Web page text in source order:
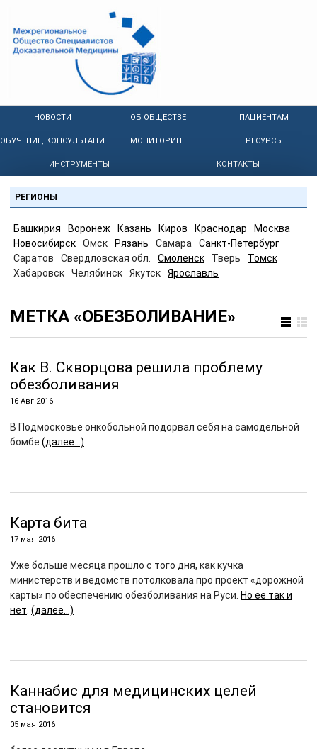
НОВОСТИ ОБ ОБЩЕСТВЕ ПАЦИЕНТАМ
ОБУЧЕНИЕ, КОНСУЛЬТАЦИИ МОНИТОРИНГ РЕСУРСЫ
ИНСТРУМЕНТЫ КОНТАКТЫ
РЕГИОНЫ
Башкирия Воронеж Казань Киров Краснодар
Москва
Новосибирск
Омск Рязань Самара
Санкт-Петербург
Саратов
Свердловская обл. Смоленск Тверь
Томск
Хабаровск
Челябинск Якутск Ярославль
МЕТКА «ОБЕЗБОЛИВАНИЕ»
Как В. Скворцова решила проблему
обезболивания
16 Авг 2016
В Подмосковье онкобольной подорвал себя на самодельной
бомбе (далее…)
Карта бита
17 мая 2016
Уже больше месяца прошло с того дня, как кучка
министерств и ведомств потолковала про проект «дорожной
карты» по обеспечению обезболивания на Руси. Но ее так и
нет (далее…)
Каннабис для медицинских целей
становится
05 мая 2016